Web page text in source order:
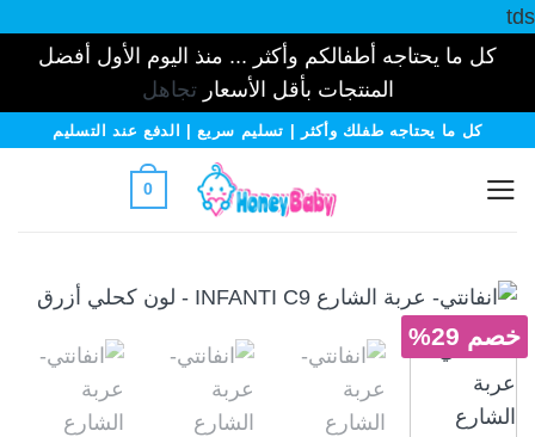
tds
كل ما يحتاجه أطفالكم وأكثر ... منذ اليوم الأول أفضل
المنتجات بأقل الأسعارتجاهل
تخطيكل ما يحتاجه طفلك وأكثر | تسليم سريع | الدفع عند التسليم
0
خصم 29%